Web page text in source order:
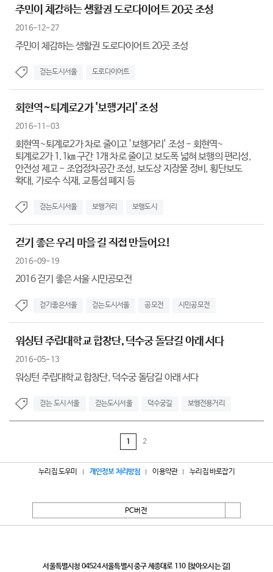
주민이 체감하는 생활권 도로다이어트 20곳 조성
2016-12-27
주민이 체감하는 생활권 도로다이어트 20곳 조성
걷는도시서울 도로다이어트
회현역~퇴계로2가 '보행거리' 조성
2016-11-03
회현역~퇴계로2가 차로 줄이고 '보행거리' 조성 - 회현역~
퇴계로2가 1.1㎞ 구간 1개 차로 줄이고 보도폭 넓혀 보행의 편리성,
안전성 제고 - 조업정차공간 조성, 보도상 지장물 정비, 횡단보도
확대, 가로수 식재, 교통섬 폐지 등
걷는도시서울 보행거리 보행도시
걷기 좋은 우리 마을 길 직접 만들어요!
2016-09-19
2016 걷기 좋은 서울 시민공모전
걷기좋은서울 걷는도시서울 공모전 시민공모전
워싱턴 주립대학교 합창단, 덕수궁 돌담길 아래 서다
2016-05-13
워싱턴 주립대학교 합창단, 덕수궁 돌담길 아래 서다
걷는 도시 서울 걷는도시서울 덕수궁길 보행전용거리
1 2
누리집 도우미 개인정보 처리방침 이용약관 누리집 바로잡기
PC버전
서울특별시청 04524 서울특별시 중구 세종대로 110 [찾아오시는 길]